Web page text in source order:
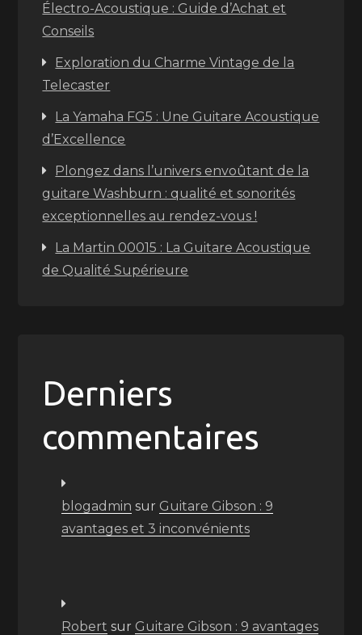
Électro-Acoustique : Guide d’Achat et
Conseils
Exploration du Charme Vintage de la
Telecaster
La Yamaha FG5 : Une Guitare Acoustique
d’Excellence
Plongez dans l’univers envoûtant de la
guitare Washburn : qualité et sonorités
exceptionnelles au rendez-vous !
La Martin 00015 : La Guitare Acoustique
de Qualité Supérieure
Derniers
commentaires
blogadmin sur Guitare Gibson : 9
avantages et 3 inconvénients
Robert sur Guitare Gibson : 9 avantages